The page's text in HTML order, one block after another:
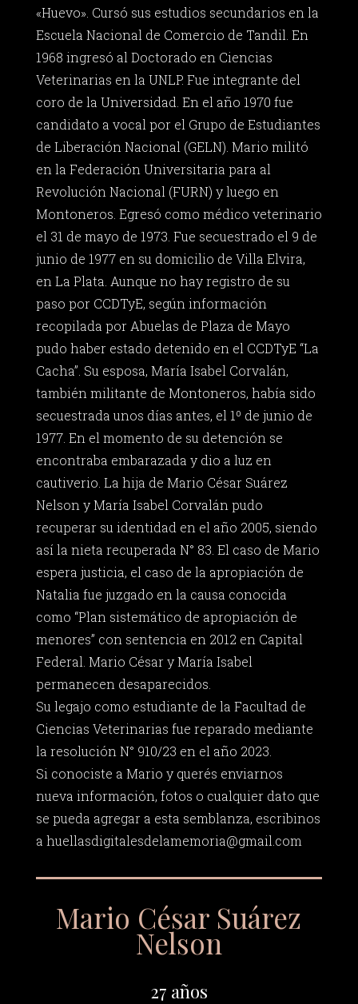
«Huevo». Cursó sus estudios secundarios en la
Escuela Nacional de Comercio de Tandil. En
1968 ingresó al Doctorado en Ciencias
Veterinarias en la UNLP. Fue integrante del
coro de la Universidad. En el año 1970 fue
candidato a vocal por el Grupo de Estudiantes
de Liberación Nacional (GELN). Mario militó
en la Federación Universitaria para al
Revolución Nacional (FURN) y luego en
Montoneros. Egresó como médico veterinario
el 31 de mayo de 1973. Fue secuestrado el 9 de
junio de 1977 en su domicilio de Villa Elvira,
en La Plata. Aunque no hay registro de su
paso por CCDTyE, según información
recopilada por Abuelas de Plaza de Mayo
pudo haber estado detenido en el CCDTyE “La
Cacha”. Su esposa, María Isabel Corvalán,
también militante de Montoneros, había sido
secuestrada unos días antes, el 1º de junio de
1977. En el momento de su detención se
encontraba embarazada y dio a luz en
cautiverio. La hija de Mario César Suárez
Nelson y María Isabel Corvalán pudo
recuperar su identidad en el año 2005, siendo
así la nieta recuperada N° 83. El caso de Mario
espera justicia, el caso de la apropiación de
Natalia fue juzgado en la causa conocida
como “Plan sistemático de apropiación de
menores” con sentencia en 2012 en Capital
Federal. Mario César y María Isabel
permanecen desaparecidos.
Su legajo como estudiante de la Facultad de
Ciencias Veterinarias fue reparado mediante
la resolución N° 910/23 en el año 2023.
Si conociste a Mario y querés enviarnos
nueva información, fotos o cualquier dato que
se pueda agregar a esta semblanza, escribinos
a huellasdigitalesdelamemoria@gmail.com
Mario César Suárez
Nelson
27 años